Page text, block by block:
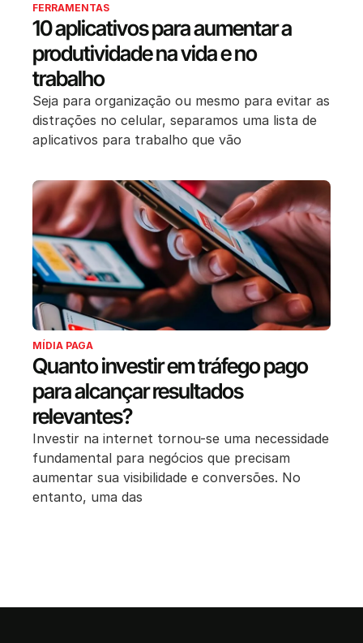
FERRAMENTAS
10 aplicativos para aumentar a
produtividade na vida e no
trabalho
Seja para organização ou mesmo para evitar as
distrações no celular, separamos uma lista de
aplicativos para trabalho que vão
MÍDIA PAGA
Quanto investir em tráfego pago
para alcançar resultados
relevantes?
Investir na internet tornou-se uma necessidade
fundamental para negócios que precisam
aumentar sua visibilidade e conversões. No
entanto, uma das